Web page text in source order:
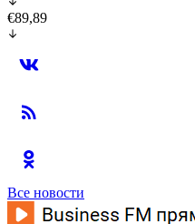
€89,89
Все новости